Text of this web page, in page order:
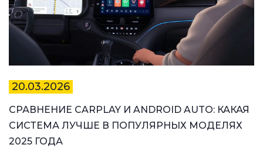
20.03.2026
СРАВНЕНИЕ CARPLAY И ANDROID AUTO: КАКАЯ
СИСТЕМА ЛУЧШЕ В ПОПУЛЯРНЫХ МОДЕЛЯХ
2025 ГОДА